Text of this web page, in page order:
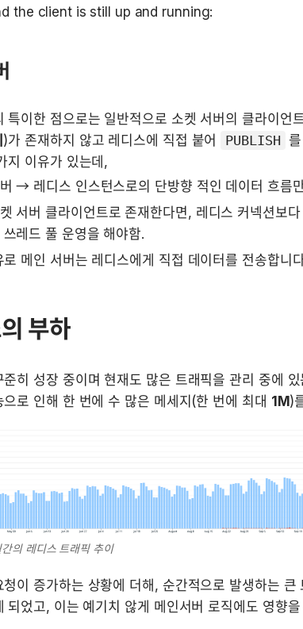
the client is still up and running:
특이한 점으로는 일반적으로 소켓 서버의 클라이언
)가 존재하지 않고 레디스에 직접 붙어 PUBLISH
지 이유가 있는데,
→ 레디스 인스턴스로의 단방향 적인 데이터 흐름
서버 클라이언트로 존재한다면, 레디스 커넥션보
레드 풀 운영을 해야함.
로 메인 서버는 레디스에게 직접 데이터를 전송합니
부하
히 성장 중이며 현재도 많은 트래픽을 관리 중에 있
으로 인해 한 번에 수 많은 메세지(한 번에 최대 1M
의 레디스 트래픽 추이
청이 증가하는 상황에 더해, 순간적으로 발생하는 큰
되었고, 이는 예기치 않게 메인서버 로직에도 영향